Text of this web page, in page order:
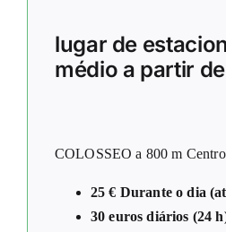
lugar de
médio a partir
COLOSSEO a 800 m
25 € Durante o dia
30 euros diários (24